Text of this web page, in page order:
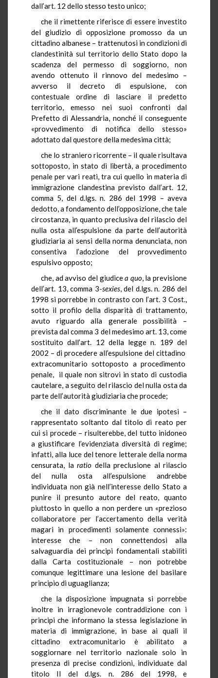
dall’art. 12 dello stesso testo unico;
che il rimettente riferisce di essere investito
del giudizio di opposizione promosso da un
cittadino albanese – trattenutosi in condizioni di
clandestinità sul territorio dello Stato dopo la
scadenza del permesso di soggiorno, non
avendo ottenuto il rinnovo del medesimo –
avverso il decreto di espulsione, con
contestuale ordine di lasciare il predetto
territorio, emesso nei suoi confronti dal
Prefetto di Alessandria, nonché il conseguente
«provvedimento di notifica dello stesso»
adottato dal questore della medesima città;
che lo straniero ricorrente – il quale risultava
sottoposto, in stato di libertà, a procedimento
penale per vari reati, tra cui quello in materia di
immigrazione clandestina previsto dall’art. 12,
comma 5, del d.lgs. n. 286 del 1998 – aveva
dedotto, a fondamento dell’opposizione, che tale
circostanza, in quanto preclusiva del rilascio del
nulla osta all’espulsione da parte dell’autorità
giudiziaria ai sensi della norma denunciata, non
consentiva l’adozione del provvedimento
espulsivo opposto;
che, ad avviso del giudicea quo, la previsione
dell’art. 13, comma 3-sexies, del d.lgs. n. 286 del
1998 si porrebbe in contrasto con l’art. 3 Cost.,
sotto il profilo della disparità di trattamento,
avuto riguardo alla generale possibilità –
prevista dal comma 3 del medesimo art. 13, come
sostituito dall’art. 12 della legge n. 189 del
2002 – di procedere all’espulsione del cittadino
extracomunitario sottoposto a procedimento
penale, il quale non sitrovi in stato di custodia
cautelare, a seguito del rilascio del nulla osta da
parte dell’autorità giudiziaria che procede;
che il dato discriminante le due ipotesi –
rappresentato soltanto dal titolo di reato per
cui si procede – risulterebbe, del tutto inidoneo
a giustificare l’evidenziata diversità di regime;
infatti, alla luce del tenore letterale della norma
censurata, la ratio della preclusione al rilascio
del nulla osta all’espulsione andrebbe
individuata non già nell’interesse dello Stato a
punire il presunto autore del reato, quanto
piuttosto in quello a non perdere un «prezioso
collaboratore per l’accertamento della verità
magari in procedimenti solamente connessi»:
interesse che – non connettendosi alla
salvaguardia dei principi fondamentali stabiliti
dalla Carta costituzionale – non potrebbe
comunque legittimare una lesione del basilare
principio di uguaglianza;
che la disposizione impugnata si porrebbe
inoltre in irragionevole contraddizione con i
principi che informano la stessa legislazione in
materia di immigrazione, in base ai quali il
cittadino extracomunitario è abilitato a
soggiornare nel territorio nazionale solo in
presenza di precise condizioni, individuate dal
titolo II del d.lgs. n. 286 del 1998, e